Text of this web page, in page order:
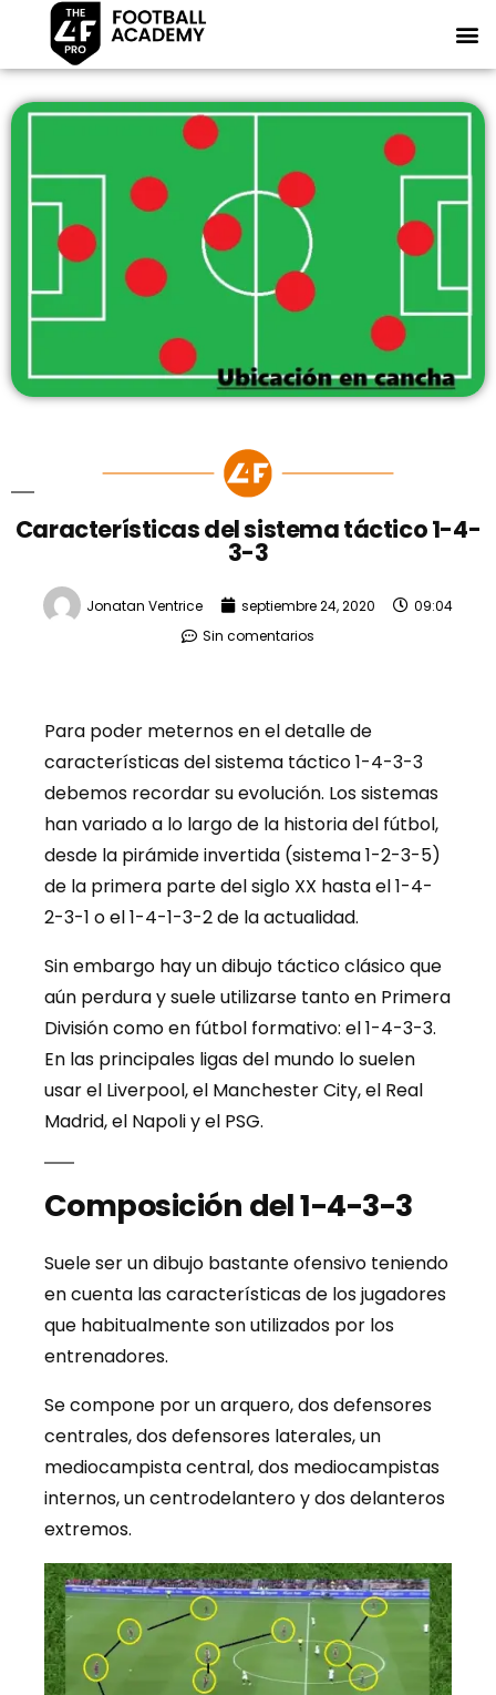
Características del sistema táctico 1-4-
3-3
Jonatan Ventrice septiembre 24, 2020
09:04
Sin comentarios
Para poder meternos en el detalle de
características del sistema táctico 1-4-3-3
debemos recordar su evolución. Los sistemas
han variado a lo largo de la historia del fútbol,
desde la pirámide invertida (sistema 1-2-3-5)
de la primera parte del siglo XX hasta el 1-4-
2-3-1 o el 1-4-1-3-2 de la actualidad.
Sin embargo hay un dibujo táctico clásico que
aún perdura y suele utilizarse tanto en Primera
División como en fútbol formativo: el 1-4-3-3.
En las principales ligas del mundo lo suelen
usar el Liverpool, el Manchester City, el Real
Madrid, el Napoli y el PSG.
Composición del 1-4-3-3
Suele ser un dibujo bastante ofensivo teniendo
en cuenta las características de los jugadores
que habitualmente son utilizados por los
entrenadores.
Se compone por un arquero, dos defensores
centrales, dos defensores laterales, un
mediocampista central, dos mediocampistas
internos, un centrodelantero y dos delanteros
extremos.